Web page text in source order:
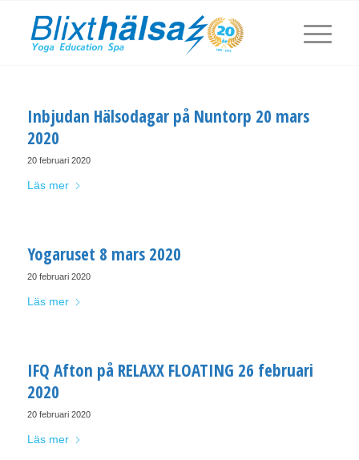
Inbjudan Hälsodagar på Nuntorp 20 mars
2020
20 februari 2020
Läs mer
Yogaruset 8 mars 2020
20 februari 2020
Läs mer
IFQ Afton på RELAXX FLOATING 26 februari
2020
20 februari 2020
Läs mer